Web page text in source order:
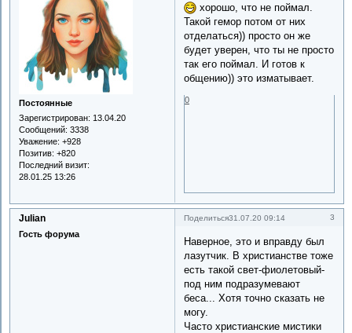
Постоянные
Зарегистрирован: 13.04.20
Сообщений: 3338
Уважение: +928
Позитив: +820
Последний визит:
28.01.25 13:26
хорошо, что не поймал.
Такой гемор потом от них
отделаться)) просто он же
будет уверен, что ты не просто
так его поймал. И готов к
общению)) это изматывает.
0
Поделиться 3
31.07.20 09:14
Julian
Гость форума
Наверное, это и вправду был
лазутчик. В христианстве тоже
есть такой свет-фиолетовый-
под ним подразумевают
беса... Хотя точно сказать не
могу.
Часто христианские мистики